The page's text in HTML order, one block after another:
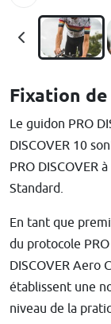
Fixation
Le guidon PRO
DISCOVER 10
PRO DISCOVER
Standard.
En tant que
du protocole
DISCOVER Aero
établissent une
niveau de la